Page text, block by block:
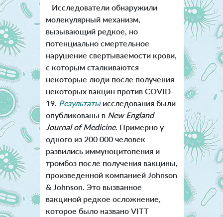
Исследователи обнаружили
молекулярный механизм,
вызывающий редкое, но
потенциально смертельное
нарушение свертываемости крови,
с которым сталкиваются
некоторые люди после получения
некоторых вакцин против COVID-
19. Результатыисследования были
опубликованы в New England
Journal of Medicine. Примерно у
одного из 200 000 человек
развились иммуноцитопения и
тромбоз после получения вакцины,
произведенной компанией Johnson
& Johnson. Это вызванное
вакциной редкое осложнение,
которое было названо VITT